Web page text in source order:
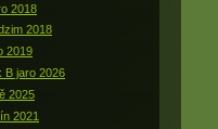
2018
2018
2019
B jaro 2026
2025
2021